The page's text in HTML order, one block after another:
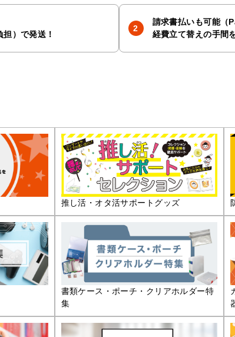
）で発送！
請求書払いも可能（
経費立て替えの手間
推し活・オタ活サポートグッズ
書類ケース・ポーチ・クリアホルダー特
集